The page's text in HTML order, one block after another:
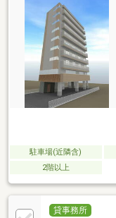
駐車場(近隣含)
2階以上
貸事務所